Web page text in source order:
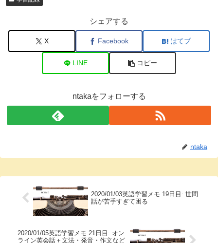
シェアする
X Facebook はてブ
LINE コピー
ntakaをフォローする
ntaka
2020/01/03英語学習メモ 19日目: 世間
話が苦手すぎて困る
2020/01/05英語学習メモ 21日目: オン
ライン英会話＋文法・発音・作文など